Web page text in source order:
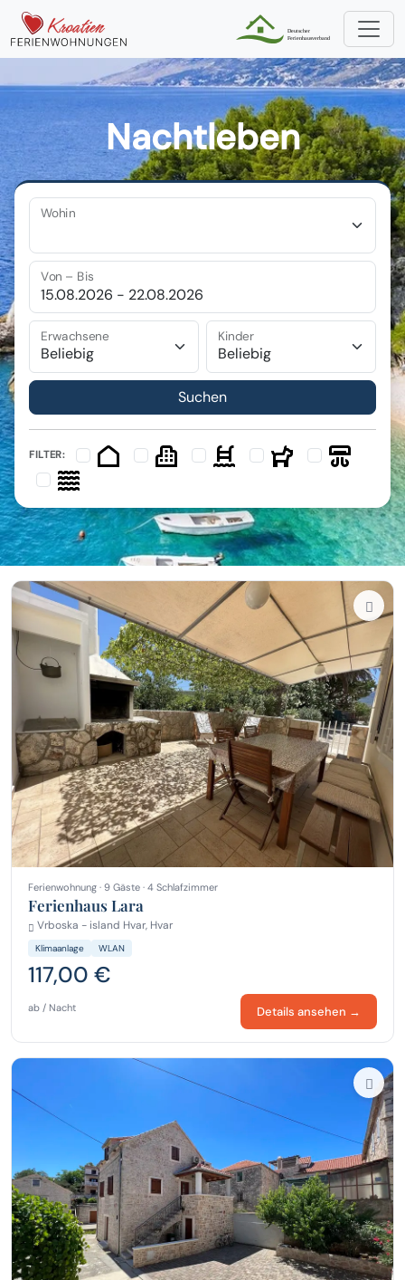
Nachtleben
Wohin
Von – Bis
Erwachsene Kinder
FILTER:
Ferienwohnung · 9 Gäste · 4 Schlafzimmer
Ferienhaus Lara
Vrboska - island Hvar, Hvar
Klimaanlage WLAN
117,00 €
ab / Nacht Details ansehen →